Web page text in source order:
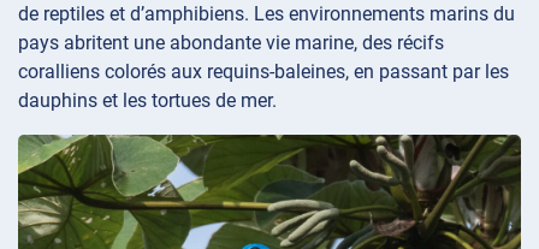
de reptiles et d’amphibiens. Les environnements marins du
pays abritent une abondante vie marine, des récifs
coralliens colorés aux requins-baleines, en passant par les
dauphins et les tortues de mer.